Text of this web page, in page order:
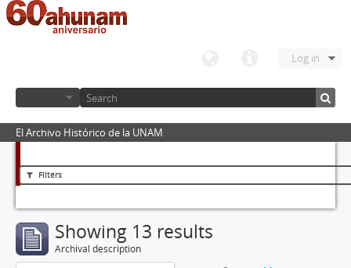
Log in
El Archivo Histórico de la UNAM
Filters
Showing 13 results
Archival description